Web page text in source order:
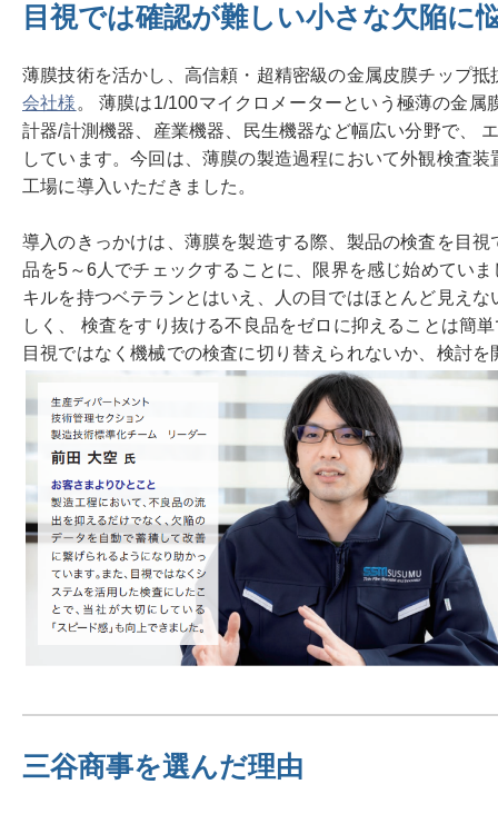
目視では確認が難しい小さな欠陥に
薄膜技術を活かし、高信頼・超精密級の金属皮膜チップ
会社様 。 薄膜は1/100マイクロメーターという極薄の金属
計器/計測機器、産業機器、民生機器など幅広い分野で、
しています。今回は、薄膜の製造過程において外観検査
工場に導入いただきました。
導入のきっかけは、薄膜を製造する際、製品の検査を目
品を5～6人でチェックすることに、限界を感じ始めてい
キルを持つベテランとはいえ、人の目ではほとんど見え
しく、 検査をすり抜ける不良品をゼロに抑えることは簡
目視ではなく機械での検査に切り替えられないか、検討を
三谷商事を選んだ理由